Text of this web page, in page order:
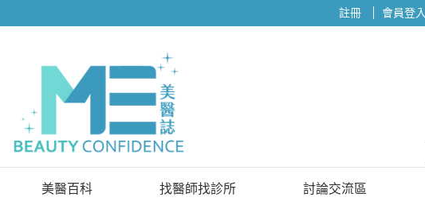
註冊 會員登入
美醫百科 找醫師找診所 討論交流區